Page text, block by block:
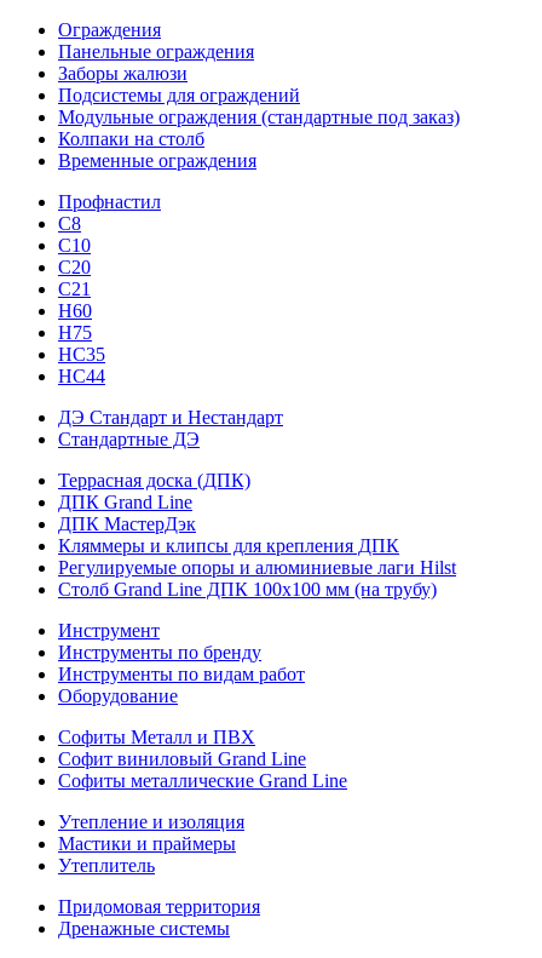
Ограждения
Панельные ограждения
Заборы жалюзи
Подсистемы для ограждений
Модульные ограждения (стандартные под заказ)
Колпаки на столб
Временные ограждения
Профнастил
С8
С10
С20
С21
H60
H75
HС35
НС44
ДЭ Стандарт и Нестандарт
Стандартные ДЭ
Террасная доска (ДПК)
ДПК Grand Line
ДПК МастерДэк
Кляммеры и клипсы для крепления ДПК
Регулируемые опоры и алюминиевые лаги Hilst
Столб Grand Line ДПК 100х100 мм (на трубу)
Инструмент
Инструменты по бренду
Инструменты по видам работ
Оборудование
Софиты Металл и ПВХ
Софит виниловый Grand Line
Софиты металлические Grand Line
Утепление и изоляция
Мастики и праймеры
Утеплитель
Придомовая территория
Дренажные системы